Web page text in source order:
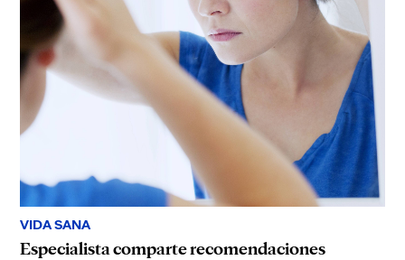
VIDA SANA
Especialista comparte recomendaciones